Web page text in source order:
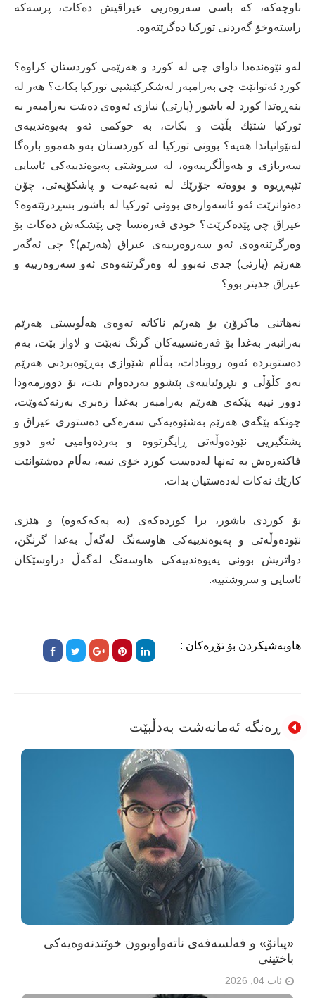
ناوچەكە، كە باسی سەروەریی عیراقیش دەكات، پرسەكە
راستەوخۆ گەردنی توركیا دەگرێتەوە.
‎لەو نێوەندەدا داوای چی لە كورد و هەرێمی كوردستان كراوە؟
كورد ئەتوانێت چی بەرامبەر لەشكركێشیی توركیا بكات؟ هەر لە
بنەڕەتدا كورد لە باشور (پارتی) نیازی ئەوەی دەبێت بەرامبەر بە
توركیا شتێك بڵێت و بكات، بە حوكمی ئەو پەیوەندییەی
لەنێوانیاندا هەیە؟ بوونی توركیا لە كوردستان بەو هەموو بارەگا
سەربازی و هەواڵگرییەوە، لە سروشتی پەیوەندییەكی ئاسایی
تێپەڕیوە و بووەتە جۆرێك لە تەبەعیەت و پاشكۆیەتی، چۆن
دەتوانرێت ئەو ئاسەوارەی بوونی توركیا لە باشور بسڕدرێتەوە؟
عیراق چی پێدەكرێت؟ خودی فەرەنسا چی پێشكەش دەكات بۆ
وەرگرتنەوەی ئەو سەروەرییەی عیراق (هەرێم)؟ چی ئەگەر
هەرێم (پارتی) جدی نەبوو لە وەرگرتنەوەی ئەو سەروەرییە و
عیراق جدیتر بوو؟
‎نەهاتنی ماكرۆن بۆ هەرێم ناكاتە ئەوەی هەڵویستی هەرێم
بەرانبەر بەغدا بۆ فەرەنسییەكان گرنگ نەبێت و لاواز بێت، بەم
دەستوبردە ئەوە روونادات، بەڵام شێوازی بەڕێوەبردنی هەرێم
بەو كڵۆڵی و بێڕوئیاییەی پێشوو بەردەوام بێت، بۆ دوورمەودا
دوور نییە پێكەی هەرێم بەرامبەر بەغدا زەبری بەرنەكەوێت،
چونكە پێگەی هەرێم بەشێوەیەكی سەرەكی دەستوری عیراق و
پشتگیریی نێودەوڵەتی ڕایگرتووە و بەردەوامیی ئەو دوو
فاكتەرەش بە تەنها لەدەست كورد خۆی نییە، بەڵام دەشتوانێت
كارێك نەكات لەدەستیان بدات.
‎بۆ كوردی باشور، برا كوردەكەی (بە پەكەكەوە) و هێزی
نێودەوڵەتی و پەیوەندییەكی هاوسەنگ لەگەڵ بەغدا گرنگن،
دواتریش بوونی پەیوەندییەكی هاوسەنگ لەگەڵ دراوسێكان
ئاسایی و سروشتییە.
هاوبەشیکردن بۆ تۆڕەکان :
ڕەنگە ئەمانەشت بەدڵبێت
«پیانۆ» و فەلسەفەی ناتەواوبوون خوێندنەوەیەکی
باختینی
ئاب 04, 2026